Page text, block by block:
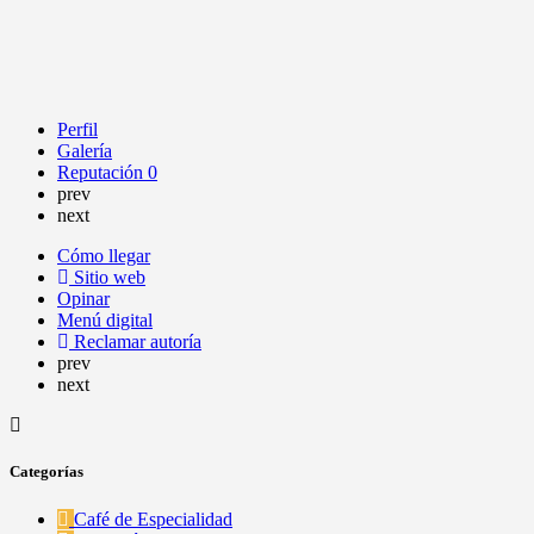
Perfil
Galería
Reputación 0
prev
next
Cómo llegar
Sitio web
Opinar
Menú digital
Reclamar autoría
prev
next
Categorías
Café de Especialidad